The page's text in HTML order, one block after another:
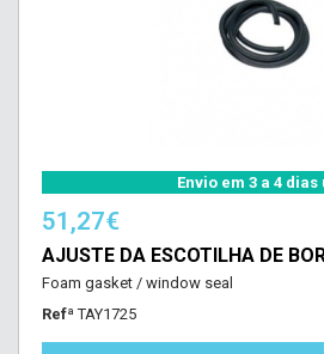
Envio em 3 a 4 dias
51,27€
AJUSTE DA ESCOTILHA DE
Foam gasket / window seal
Refª TAY1725